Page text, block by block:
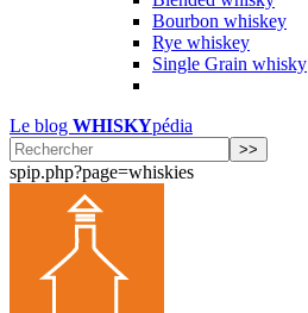
Bourbon whiskey
Rye whiskey
Single Grain whisky
Le blog WHISKYpédia
spip.php?page=whiskies